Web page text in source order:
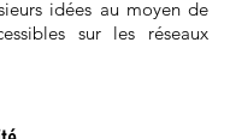
idées au moyen de
sur les réseaux